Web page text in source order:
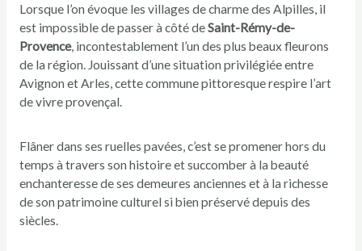
Lorsque l’on évoque les villages de charme des Alpilles, il
est impossible de passer à côté deSaint-Rémy-de-
Provence, incontestablement l’un des plus beaux fleurons
de la région. Jouissant d’une situation privilégiée entre
Avignon et Arles, cette commune pittoresque respire l’art
de vivre provençal.
Flâner dans ses ruelles pavées, c’est se promener hors du
temps à travers son histoire et succomber à la beauté
enchanteresse de ses demeures anciennes et à la richesse
de son patrimoine culturel si bien préservé depuis des
siècles.